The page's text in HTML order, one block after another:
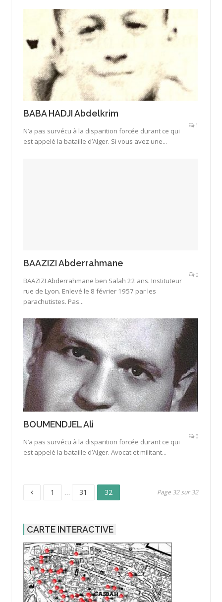
BABA HADJI Abdelkrim
1
N’a pas survécu à la disparition forcée durant ce qui
est appelé la bataille d’Alger. Si vous avez une...
BAAZIZI Abderrahmane
0
BAAZIZI Abderrahmane ben Salah 22 ans. Instituteur
rue de Lyon. Enlevé le 8 février 1957 par les
parachutistes. Pas...
BOUMENDJEL Ali
0
N’a pas survécu à la disparition forcée durant ce qui
est appelé la bataille d’Alger. Avocat et militant...
Pagination
publications
1 … 31 Page
32 Page 32 sur 32
CARTE INTERACTIVE